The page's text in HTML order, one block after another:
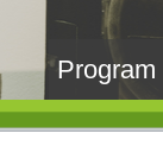
Program